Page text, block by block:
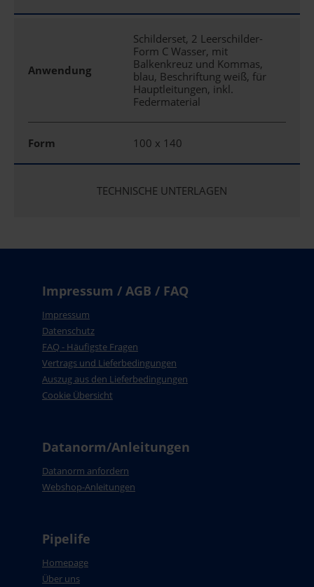
Anwendung
Schilderset, 2 Leerschilder-
Form C Wasser, mit
Balkenkreuz und Kommas,
blau, Beschriftung weiß, für
Hauptleitungen, inkl.
Federmaterial
Form 100 x 140
TECHNISCHE UNTERLAGEN
Impressum / AGB / FAQ
Impressum
Datenschutz
FAQ - Häufigste Fragen
Vertrags und Lieferbedingungen
Auszug aus den Lieferbedingungen
Cookie Übersicht
Datanorm/Anleitungen
Datanorm anfordern
Webshop-Anleitungen
Pipelife
Homepage
Über uns